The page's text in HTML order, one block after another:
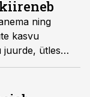
ning
kasvu
juurde, ütles